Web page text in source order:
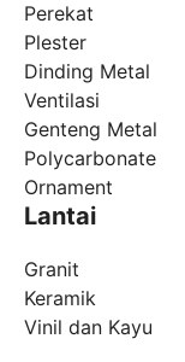
Perekat
Plester
Dinding Metal
Ventilasi
Genteng Metal
Polycarbonate
Ornament
Lantai
Granit
Keramik
Vinil dan Kayu